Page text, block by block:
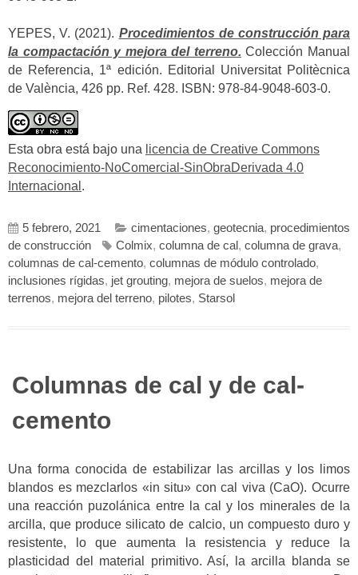
YEPES, V. (2021). Procedimientos de construcción para
la compactación y mejora del terreno. Colección Manual
de Referencia, 1ª edición. Editorial Universitat Politècnica
de València, 426 pp. Ref. 428. ISBN: 978-84-9048-603-0.
Esta obra está bajo una licencia de Creative Commons
Reconocimiento-NoComercial-SinObraDerivada 4.0
Internacional .
5 febrero, 2021 cimentaciones, geotecnia, procedimientos
de construcción
Colmix, columna de cal , columna de grava,
columnas de cal-cemento, columnas de módulo controlado,
inclusiones rígidas, jet grouting, mejora de suelos, mejora de
terrenos, mejora del terreno, pilotes, Starsol
Columnas de cal y de cal-
cemento
Una forma conocida de estabilizar las arcillas y los limos
blandos es mezclarlos «in situ» con cal viva (CaO). Ocurre
una reacción puzolánica entre la cal y los minerales de la
arcilla, que produce silicato de calcio, un compuesto duro y
resistente, lo que aumenta la resistencia y reduce la
plasticidad del material primitivo. Así, la arcilla blanda se